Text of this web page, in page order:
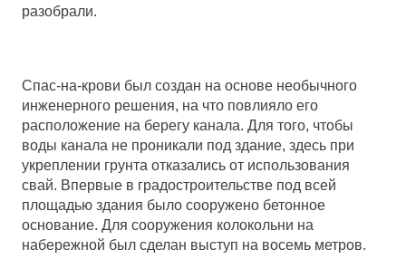
разобрали.
Спас-на-крови был создан на основе необычного
инженерного решения, на что повлияло его
расположение на берегу канала. Для того, чтобы
воды канала не проникали под здание, здесь при
укреплении грунта отказались от использования
свай. Впервые в градостроительстве под всей
площадью здания было сооружено бетонное
основание. Для сооружения колокольни на
набережной был сделан выступ на восемь метров.